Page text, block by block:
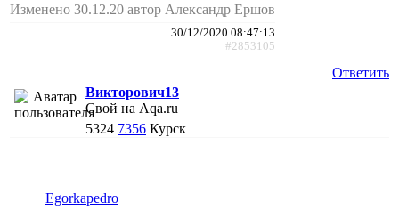
Изменено 30.12.20 автор Александр Ершов
30/12/2020 08:47:13
#2853105
Ответить
Викторович13
Свой на Aqa.ru
5324 7356 Курск
Egorkapedro